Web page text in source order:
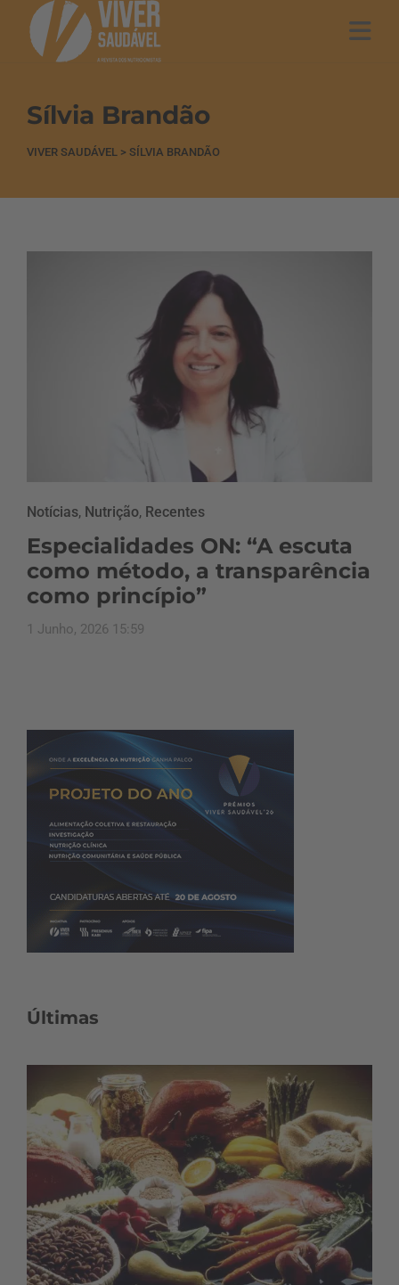
Sílvia Brandão
VIVER SAUDÁVEL > SÍLVIA BRANDÃO
Notícias, Nutrição, Recentes
Especialidades ON: “A escuta
como método, a transparência
como princípio”
1 Junho, 2026 15:59
Últimas